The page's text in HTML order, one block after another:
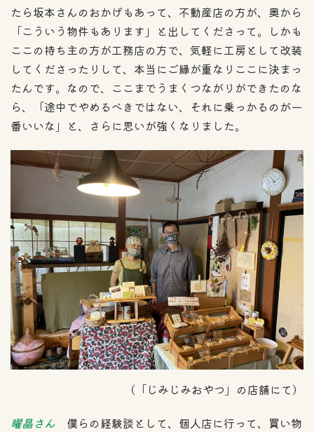
たら坂本さんのおかげもあって、不動産店の方が、奥から
「こういう物件もあります」と出してくださって。しかも
ここの持ち主の方が工務店の方で、気軽に工房として改装
してくださったりして、本当にご縁が重なりここに決まっ
たんです。なので、ここまでうまくつながりができたのな
ら、「途中でやめるべきではない、それに乗っかるのが一
番いいな」と、さらに思いが強くなりました。
（「じみじみおやつ」の店舗にて）
曜晶さん 僕らの経験談として、個人店に行って、買い物